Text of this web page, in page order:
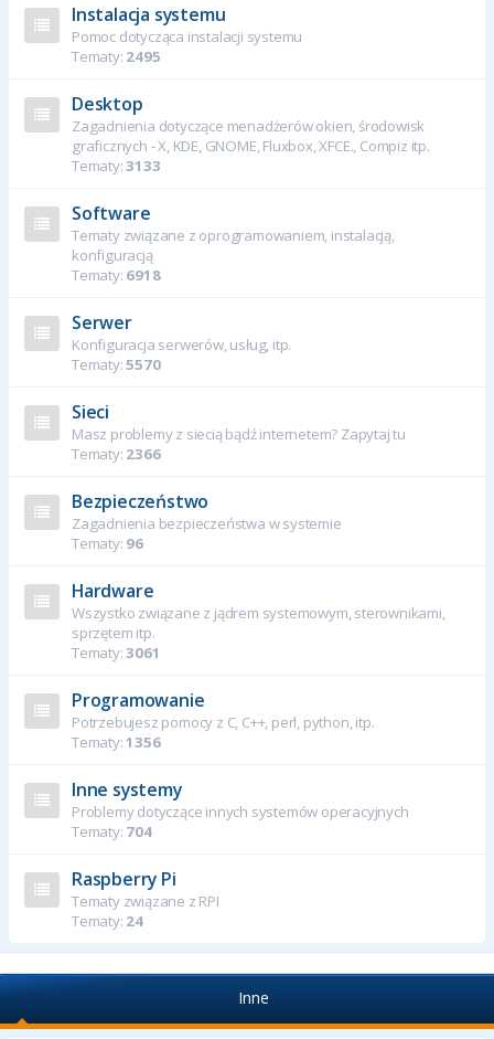
Instalacja systemu
Pomoc dotycząca instalacji systemu
Tematy: 2495
Desktop
Zagadnienia dotyczące menadżerów okien, środowisk
graficznych - X, KDE, GNOME, Fluxbox, XFCE., Compiz itp.
Tematy:3133
Software
Tematy związane z oprogramowaniem, instalacją,
konfiguracją
Tematy: 6918
Serwer
Konfiguracja serwerów, usług, itp.
Tematy:5570
Sieci
Masz problemy z siecią bądź internetem? Zapytaj tu
Tematy: 2366
Bezpieczeństwo
Zagadnienia bezpieczeństwa w systemie
Tematy: 96
Hardware
Wszystko związane z jądrem systemowym, sterownikami,
sprzętem itp.
Tematy:3061
Programowanie
Potrzebujesz pomocy z C, C++, perl, python, itp.
Tematy:1356
Inne systemy
Problemy dotyczące innych systemów operacyjnych
Tematy: 704
Raspberry Pi
Tematy związane z RPI
Tematy: 24
Inne